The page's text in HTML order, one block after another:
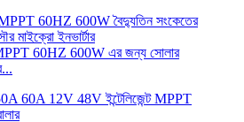
60HZ 600W এর জন্য সোলার